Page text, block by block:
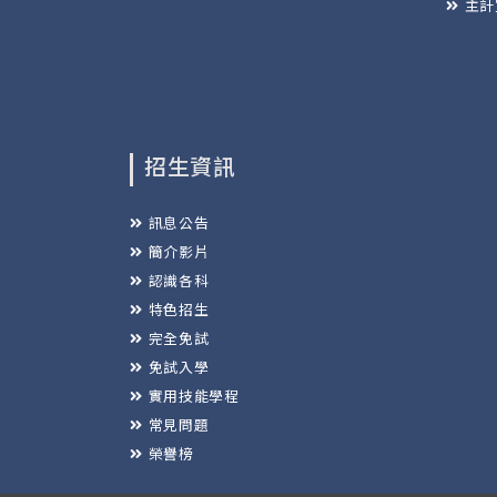
主
招生資訊
訊息公告
簡介影片
認識各科
特色招生
完全免試
免試入學
實用技能學程
常見問題
榮譽榜